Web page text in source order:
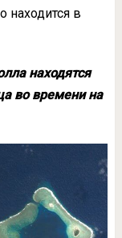
находится в
находятся
во времени на